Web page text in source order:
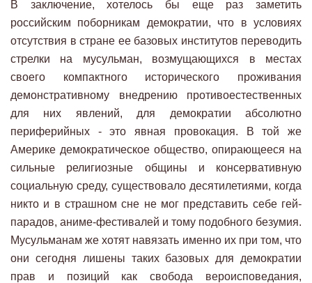
В заключение, хотелось бы еще раз заметить
российским поборникам демократии, что в условиях
отсутствия в стране ее базовых институтов переводить
стрелки на мусульман, возмущающихся в местах
своего компактного исторического проживания
демонстративному внедрению противоестественных
для них явлений, для демократии абсолютно
периферийных - это явная провокация. В той же
Америке демократическое общество, опирающееся на
сильные религиозные общины и консервативную
социальную среду, существовало десятилетиями, когда
никто и в страшном сне не мог представить себе гей-
парадов, аниме-фестивалей и тому подобного безумия.
Мусульманам же хотят навязать именно их при том, что
они сегодня лишены таких базовых для демократии
прав и позиций как свобода вероисповедания,